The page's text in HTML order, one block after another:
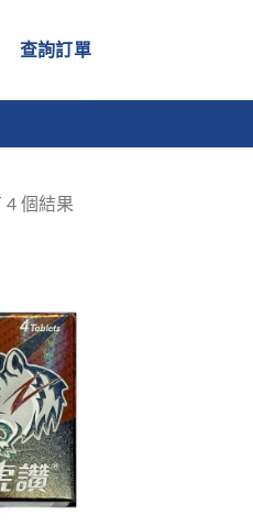
查詢訂單
4 個結果